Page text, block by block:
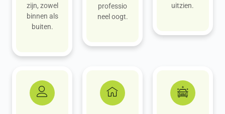
zijn, zowel
binnen als
buiten.
professio
neel oogt.
uitzien.